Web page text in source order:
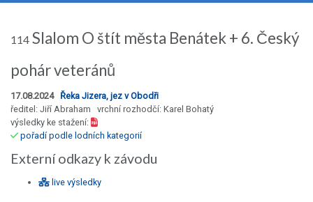
114 Slalom O štít města Benátek + 6. Český
pohár veteránů
17.08.2024 Řeka Jizera, jez v Obodři
ředitel: Jiří Abraham vrchní rozhodčí: Karel Bohatý
výsledky ke stažení:
pořadí podle lodních kategorií
Externí odkazy k závodu
live výsledky